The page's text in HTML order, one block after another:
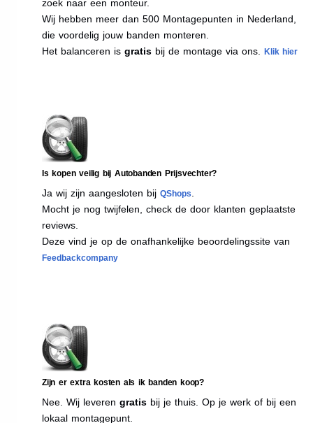
zoek naar een monteur.
Wij hebben meer dan 500 Montagepunten in Nederland,
die voordelig jouw banden monteren.
Het balanceren is gratis bij de montage via ons. Klik hier
Is kopen veilig bij Autobanden Prijsvechter?
Ja wij zijn aangesloten bij QShops
Mocht je nog twijfelen, check de door klanten geplaatste
reviews.
Deze vind je op de onafhankelijke beoordelingssite van
Feedbackcompany
Zijn er extra kosten als ik banden koop?
Nee. Wij leveren gratis bij je thuis. Op je werk of bij een
lokaal montagepunt.